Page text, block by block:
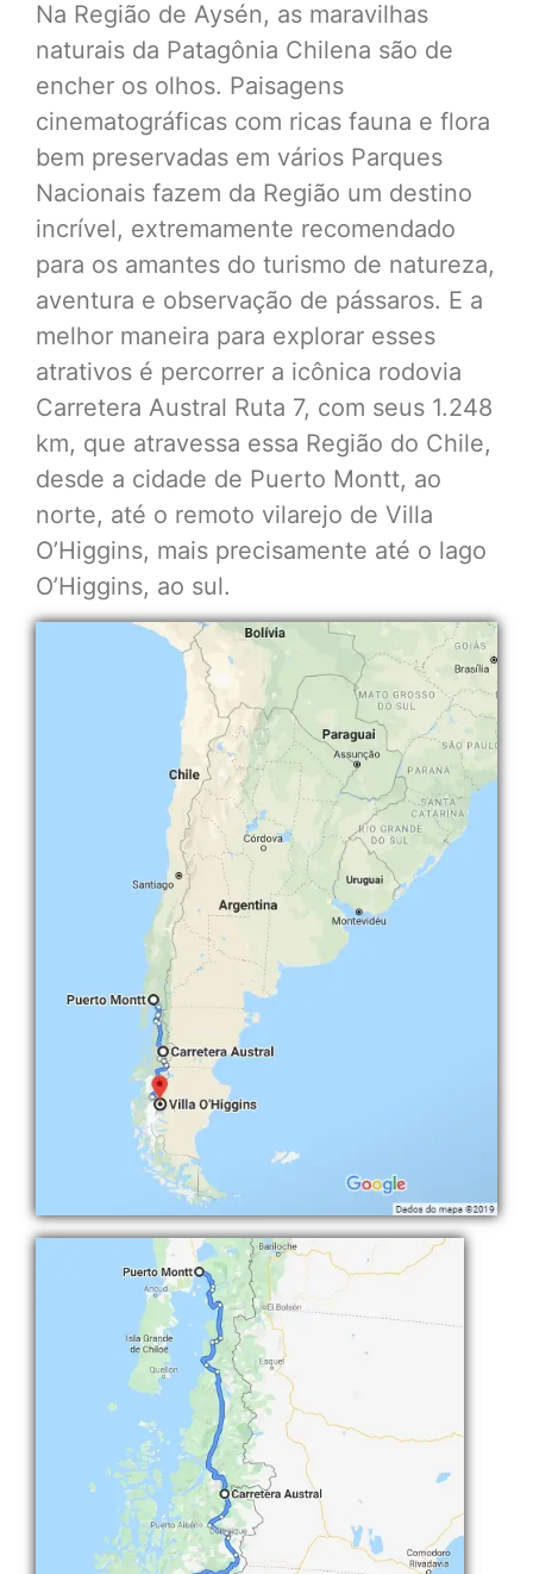
Na Região de Aysén, as maravilhas
naturais da Patagônia Chilena são de
encher os olhos. Paisagens
cinematográficas com ricas fauna e flora
bem preservadas em vários Parques
Nacionais fazem da Região um destino
incrível, extremamente recomendado
para os amantes do turismo de natureza,
aventura e observação de pássaros. E a
melhor maneira para explorar esses
atrativos é percorrer a icônica rodovia
Carretera Austral Ruta 7, com seus 1.248
km, que atravessa essa Região do Chile,
desde a cidade de Puerto Montt, ao
norte, até o remoto vilarejo de Villa
O’Higgins, mais precisamente até o lago
O’Higgins, ao sul.